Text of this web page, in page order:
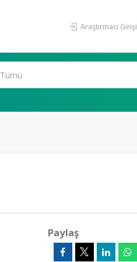
Araştırmacı Girişi
Paylaş